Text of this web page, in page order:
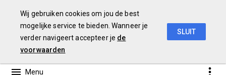
Wij gebruiken cookies om jou de best
mogelijke service te bieden. Wanneer je
verder navigeert accepteer je de
voorwaarden
SLUIT